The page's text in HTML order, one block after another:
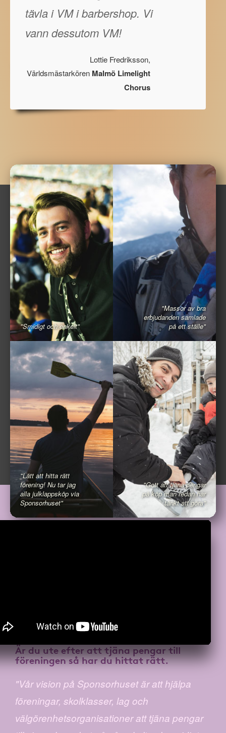
tävla i VM i barbershop. Vi
vann dessutom VM!
Lottie Fredriksson,
Världsmästarkören Malmö Limelight
Chorus
"Smidigt och enkelt"
"Massor av bra
erbjudanden samlade
på ett ställe"
"Lätt att hitta rätt
förening! Nu tar jag
alla julklappsköp via
Sponsorhuset"
"Gott att tjäna pengar
på köp man redan har
tänkt att göra"
Är du ute efter atttjäna pengar till
föreningenså har du hittat rätt.
"Vår vision på Sponsorhuset är att hjälpa
föreningar, skolklasser, lag och
välgörenhetsorganisationer att tjäna pengar